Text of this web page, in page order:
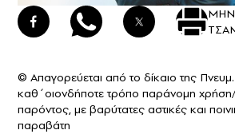
© Απαγορεύεται από το δίκαιο της Πνευμ.
καθ΄οιονδήποτε τρόπο παράνομη χρήση/
παρόντος, με βαρύτατες αστικές και
παραβάτη